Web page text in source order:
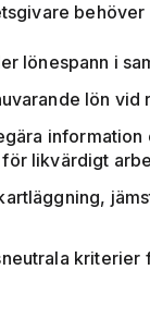
behöver
lönespann i
lön vid
information
likvärdigt
kriterier